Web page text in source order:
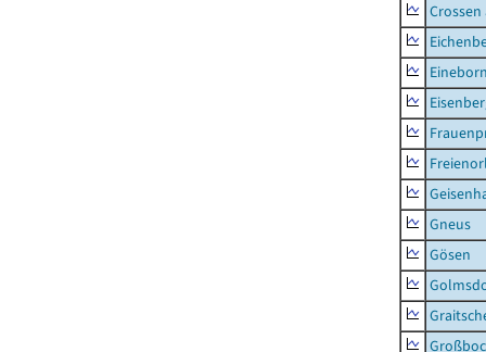
Gneus
Gösen